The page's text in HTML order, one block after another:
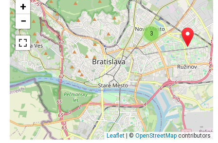
3
+
−
Leaflet | © OpenStreetMap contributors